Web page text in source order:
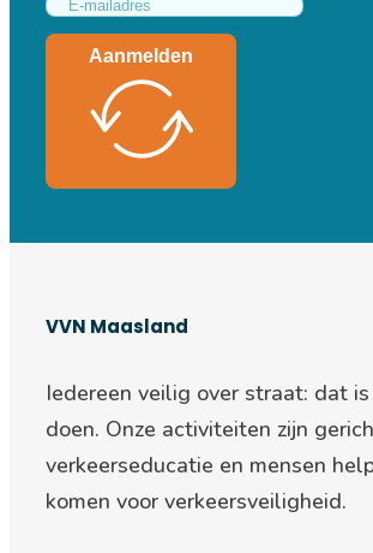
Aanmelden
VVN Maasland
Iedereen veilig over straat: dat
doen. Onze activiteiten zijn
verkeerseducatie en mensen
komen voor verkeersveiligheid.